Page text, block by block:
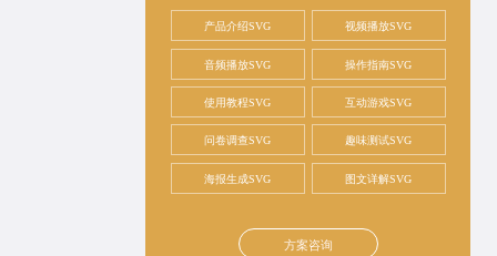
产品介绍SVG 视频播放SVG
音频播放SVG 操作指南SVG
使用教程SVG 互动游戏SVG
问卷调查SVG 趣味测试SVG
海报生成SVG 图文详解SVG
方案咨询